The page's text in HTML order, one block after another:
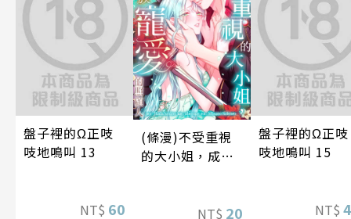
盤子裡的Ω正吱
吱地鳴叫 13
NT$ 60
(條漫)不受重視
的大小姐，成了
NT$ 20
盤子裡的Ω正吱
吱地鳴叫 15
NT$